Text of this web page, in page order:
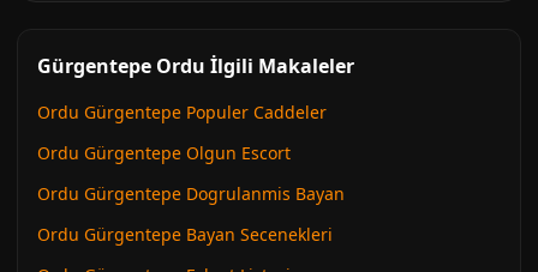
Gürgentepe Ordu İlgili Makaleler
Ordu Gürgentepe Populer Caddeler
Ordu Gürgentepe Olgun Escort
Ordu Gürgentepe Dogrulanmis Bayan
Ordu Gürgentepe Bayan Secenekleri